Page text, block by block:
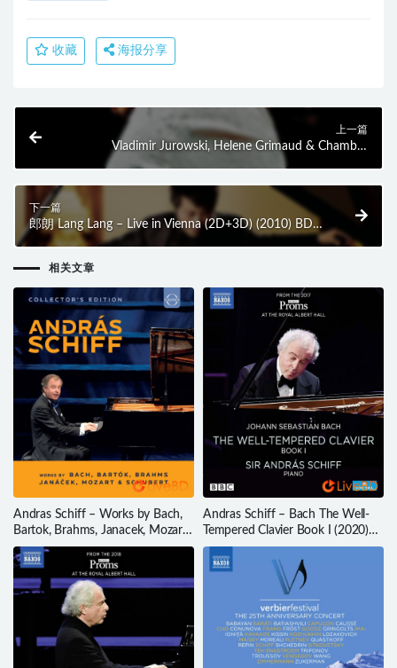
收藏 海报分享
上一篇
Vladimir Jurowski, Helene Grimaud & Chamber
Orchestra of Europe – Strauss and Ravel (2010) BD蓝
下一篇
郎朗 Lang Lang – Live in Vienna (2D+3D) (2010) BD蓝
光原盘 52.4G
相关文章
Andras Schiff – Works by Bach,
Bartok, Brahms, Janacek, Mozart
& Schubert (2023) BD蓝光原盘
44.7G
Andras Schiff – Bach The Well-
Tempered Clavier Book I (2020)
BD蓝光原盘 28.1G